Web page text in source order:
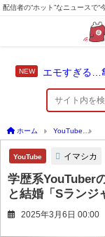
配信者の“ホット”なニュースで“
ホーム YouTube
YouTube イマシカ
学歴系YouTuber
と結婚「Sランジ
2025年3月6日 00:00